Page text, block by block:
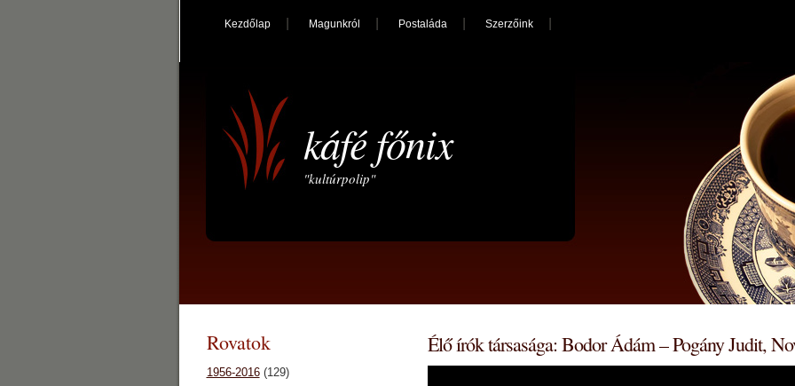
Kezdőlap Magunkról Postaláda Szerzőink
káfé főnix
"kultúrpolip"
Élő írók társasága: Bodor Ádám – Pogány Judit,
Rovatok
1956-2016(129)